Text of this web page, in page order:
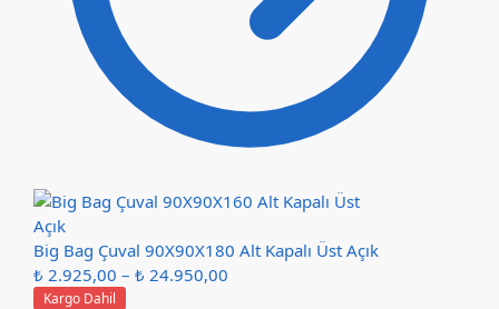
Big Bag Çuval 90X90X180 Alt Kapalı Üst Açık
₺ 2.925,00 – ₺ 24.950,00
Kargo Dahil